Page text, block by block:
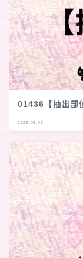
01436【抽出部
2026.08.03